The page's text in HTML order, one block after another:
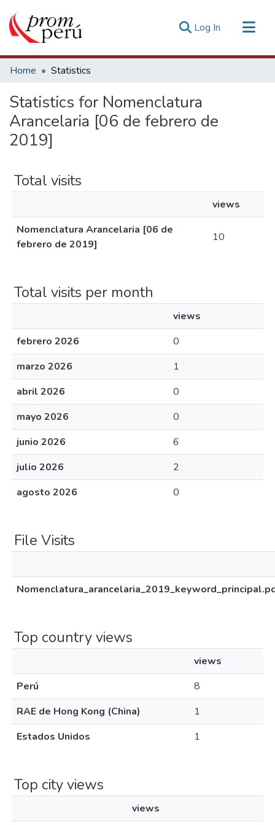
Log In (current)
Communities & Collections
Estadísticas Externas
Home Statistics
Statistics for Nomenclatura
Arancelaria [06 de febrero de
2019]
Total visits
views
Nomenclatura Arancelaria [06 de
febrero de 2019]
10
Total visits per month
views
febrero 2026
0
marzo 2026
1
abril 2026
0
mayo 2026
0
junio 2026
6
julio 2026
2
agosto 2026
0
File Visits
Top country views
views
Perú
8
RAE de Hong Kong (China)
1
Estados Unidos
1
Top city views
views